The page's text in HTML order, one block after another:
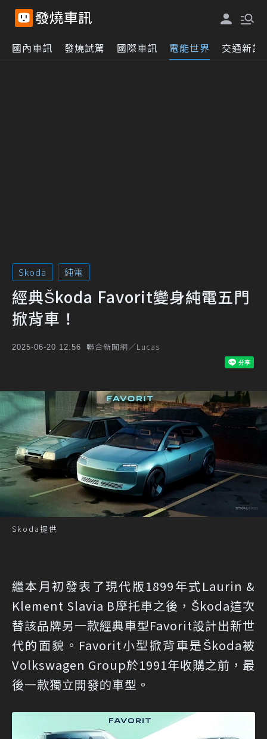
國內車訊 發燒試駕 國際車訊 電能世界 交通新訊
Skoda 純電
經典Škoda Favorit變身純電五門
掀背車！
2025-06-20 12:56 聯合新聞網／Lucas
Skoda提供
繼本月初發表了現代版1899年式Laurin &
Klement Slavia B摩托車之後，Škoda這次
替該品牌另一款經典車型Favorit設計出新世
代的面貌。Favorit小型掀背車是Škoda被
Volkswagen Group於1991年收購之前，最
後一款獨立開發的車型。